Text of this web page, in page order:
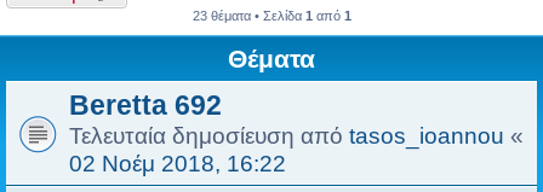
23 θέματα • Σελίδα 1 από 1
Θέματα
Beretta 692
Τελευταία δημοσίευση από tasos_ioannou «
02 Νοέμ 2018, 16:22